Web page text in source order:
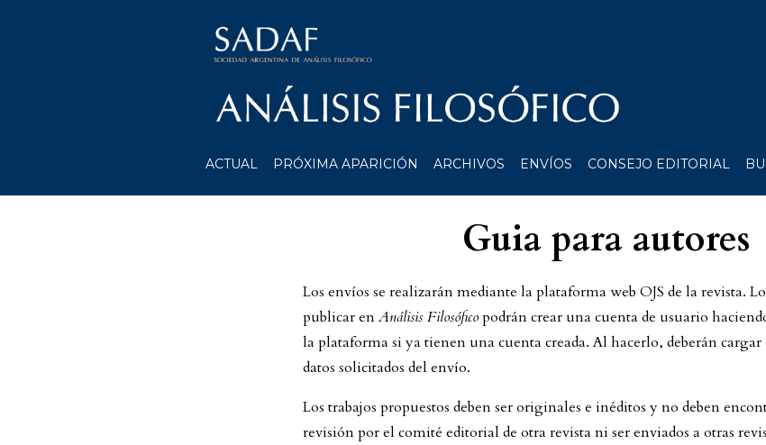
ACTUAL PRÓXIMA APARICIÓN ARCHIVOS ENVÍOS CONSEJO EDITORIAL
Guia para autores
Los envíos se realizarán mediante la plataforma web OJS de la revista.
publicar enAnálisis Filosóficopodrán crear una cuenta de usuario
la plataforma si ya tienen una cuenta creada. Al hacerlo, deberán cargar
datos solicitados del envío.
Los trabajos propuestos deben ser originales e inéditos y no deben
revisión por el comité editorial de otra revista ni ser enviados a otras